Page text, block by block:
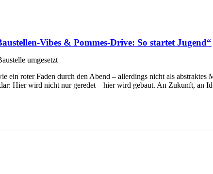
Vibes & Pommes-Drive: So startet Jugend“
umgesetzt
ein roter Faden durch den Abend – allerdings nicht als abstraktes
Hier wird nicht nur geredet – hier wird gebaut. An Zukunft, an